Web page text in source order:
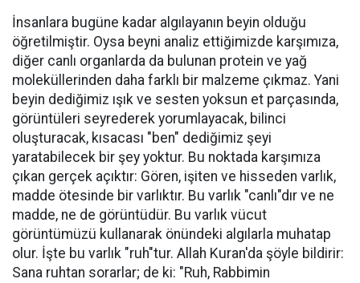
İnsanlara bugüne kadar algılayanın beyin olduğu
öğretilmiştir. Oysa beyni analiz ettiğimizde karşımıza,
diğer canlı organlarda da bulunan protein ve yağ
moleküllerinden daha farklı bir malzeme çıkmaz. Yani
beyin dediğimiz ışık ve sesten yoksun et parçasında,
görüntüleri seyrederek yorumlayacak, bilinci
oluşturacak, kısacası "ben" dediğimiz şeyi
yaratabilecek bir şey yoktur. Bu noktada karşımıza
çıkan gerçek açıktır: Gören, işiten ve hisseden varlık,
madde ötesinde bir varlıktır. Bu varlık "canlı"dır ve ne
madde, ne de görüntüdür. Bu varlık vücut
görüntümüzü kullanarak önündeki algılarla muhatap
olur. İşte bu varlık "ruh"tur. Allah Kuran'da şöyle bildirir:
Sana ruhtan sorarlar; de ki: "Ruh, Rabbimin